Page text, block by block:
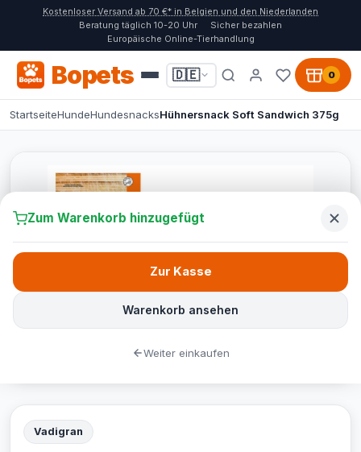
Kostenloser Versand ab 70 €* in Belgien und den Niederlanden
Beratung täglich 10-20 Uhr
Sicher bezahlen
Europäische Online-Tierhandlung
Bopets 🇩🇪 0
StartseiteHundeHundesnacksHühnersnack Soft Sandwich 375g
Vadigran
Zum Warenkorb hinzugefügt
Warenkorb ansehen
Zur Kasse
Weiter einkaufen